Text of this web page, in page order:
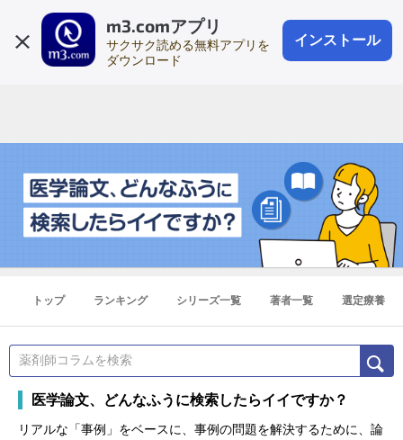
m3.comアプリ
サクサク読める無料アプリを
ダウンロード
インストール
会員登録
登録1分
トップ ランキング シリーズ一覧 著者一覧 選定療養
医学論文、どんなふうに検索したらイイですか？
リアルな「事例」をベースに、事例の問題を解決するために、論